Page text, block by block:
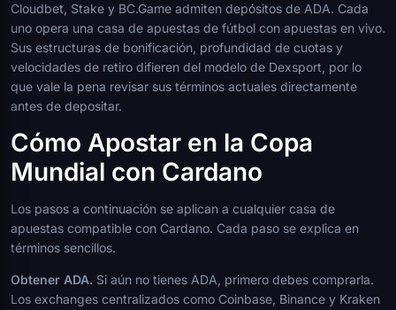
Cloudbet, Stake y BC.Game admiten depósitos de ADA. Cada
uno opera una casa de apuestas de fútbol con apuestas en vivo.
Sus estructuras de bonificación, profundidad de cuotas y
velocidades de retiro difieren del modelo de Dexsport, por lo
que vale la pena revisar sus términos actuales directamente
antes de depositar.
Cómo Apostar en la Copa
Mundial con Cardano
Los pasos a continuación se aplican a cualquier casa de
apuestas compatible con Cardano. Cada paso se explica en
términos sencillos.
Obtener ADA. Si aún no tienes ADA, primero debes comprarla.
Los exchanges centralizados como Coinbase, Binance y Kraken